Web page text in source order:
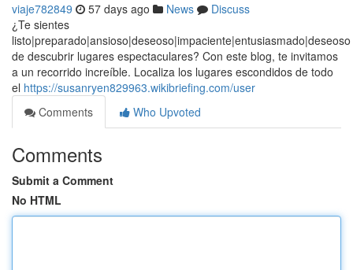
viaje782849 57 days ago News
Discuss
¿Te sientes
listo|preparado|ansioso|deseoso|impaciente|entusiasmado|deseoso
de descubrir lugares espectaculares? Con este blog, te invitamos
a un recorrido increíble. Localiza los lugares escondidos de todo
el https://susanryen829963.wikibriefing.com/user
Comments
Who Upvoted
Comments
Submit a Comment
No HTML